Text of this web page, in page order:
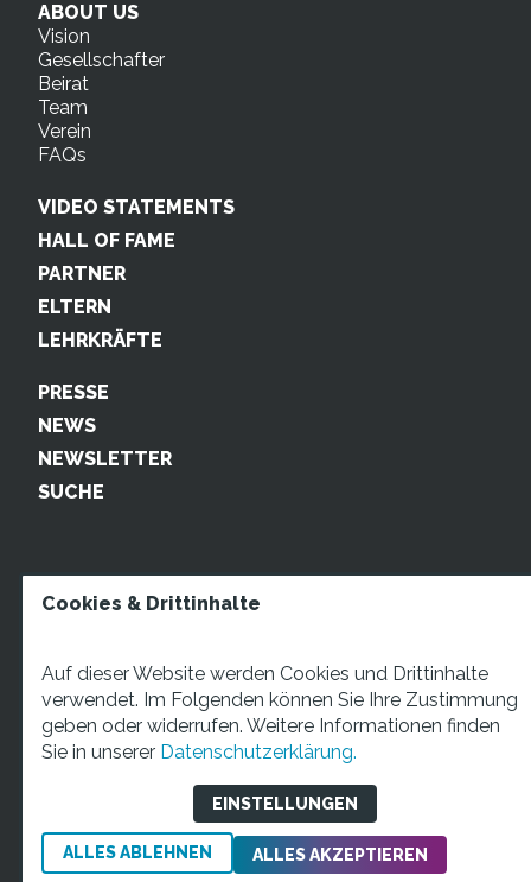
ABOUT US
Vision
Gesellschafter
Beirat
Team
Verein
FAQs
VIDEO STATEMENTS
HALL OF FAME
PARTNER
ELTERN
LEHRKRÄFTE
PRESSE
NEWS
NEWSLETTER
SUCHE
STARTUP TEENS Münsterstraße 5, 59065 Hamm. Fon:
+49 2381 4870207 Mail:info@startupteens.de
Impressum Datenschutzerklärung
Cookies & Drittinhalte
Auf dieser Website werden Cookies und Drittinhalte
verwendet. Im Folgenden können Sie Ihre Zustimmung
geben oder widerrufen. Weitere Informationen finden
Sie in unserer Datenschutzerklärung.
EINSTELLUNGEN
ALLES ABLEHNEN ALLES AKZEPTIEREN